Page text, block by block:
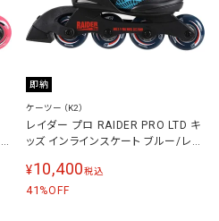
即納
ケーツー（K2）
レイダー プロ RAIDER PRO LTD キ
ッズ インラインスケート ブルー/レッ
¥10,400税込
41 %OFF